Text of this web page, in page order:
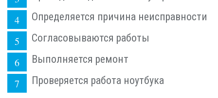
Определяется причина неисправности
Согласовываются работы
Выполняется ремонт
Проверяется работа ноутбука